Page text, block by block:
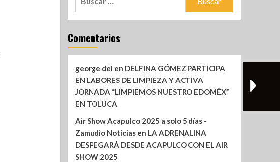
Comentarios
george del en DELFINA GÓMEZ PARTICIPA
EN LABORES DE LIMPIEZA Y ACTIVA
JORNADA “LIMPIEMOS NUESTRO EDOMÉX”
EN TOLUCA
Air Show Acapulco 2025 a solo 5 días -
Zamudio Noticiasen LA ADRENALINA
DESPEGARÁ DESDE ACAPULCO CON EL AIR
SHOW 2025